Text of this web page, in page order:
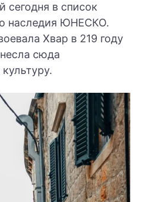
сегодня в список
наследия ЮНЕСКО.
Хвар в 219 году
сюда